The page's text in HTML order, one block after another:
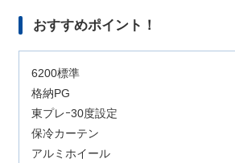
おすすめポイント！
6200標準
格納PG
東プレｰ30度設定
保冷カーテン
アルミホイール